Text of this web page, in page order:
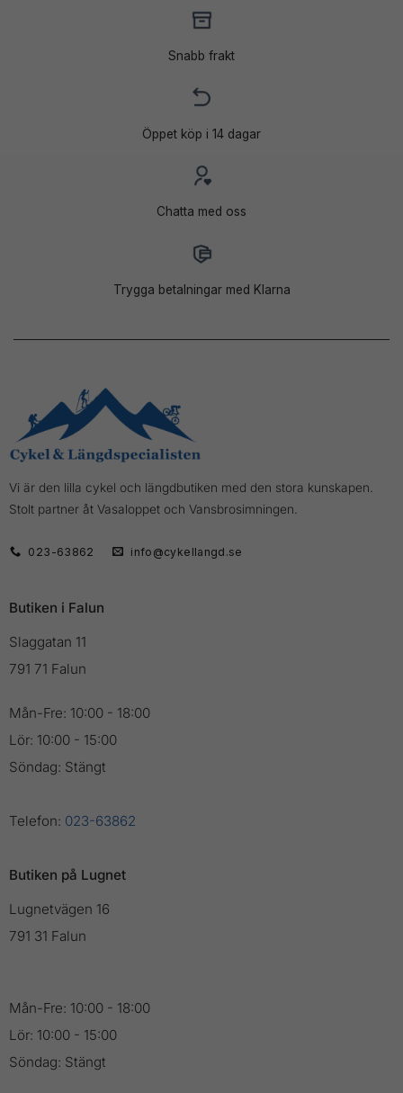
Snabb frakt
Öppet köp i 14 dagar
Chatta med oss
Trygga betalningar med Klarna
Vi är den lilla cykel och längdbutiken med den stora kunskapen.
Stolt partner åt Vasaloppet och Vansbrosimningen.
023-63862 info@cykellangd.se
Butiken i Falun
Slaggatan 11
791 71 Falun
Mån-Fre: 10:00 - 18:00
Lör: 10:00 - 15:00
Söndag: Stängt
Telefon: 023-63862
Butiken på Lugnet
Lugnetvägen 16
791 31 Falun
Mån-Fre: 10:00 - 18:00
Lör: 10:00 - 15:00
Söndag: Stängt